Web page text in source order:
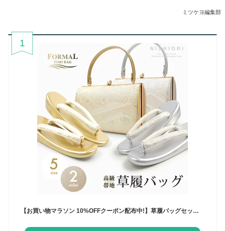
ミツケヨ編集部
1
【お買い物マラソン 10%OFFクーポン配布中!】草履バッグセット 帯地 草履 柄お任せ 金 銀 2色カラバリGOLD SILVER 留袖・訪問着に最適【フリーサイズ】【成人式・結婚式・結納】【フォーマル】【ゴールド・シルバー 礼装 】 卒業袴 袴